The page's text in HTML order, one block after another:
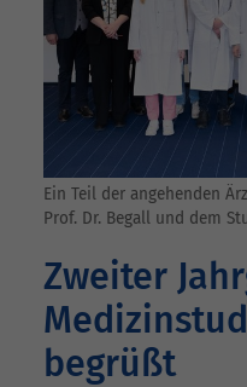
Ein Teil der angehenden
Prof. Dr. Begall und dem
Zweiter
begrüßt